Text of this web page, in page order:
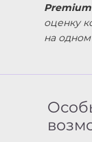
оценку
на